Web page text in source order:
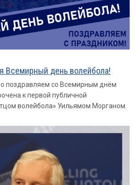
Всемирный день волейбола!
поздравляем со Всемирным днём
к первой публичной
волейбола» Уильямом Морганом.